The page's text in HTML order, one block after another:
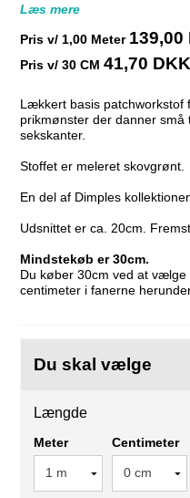
Læs mere
Pris v/ 1,00 Meter 139,00
Pris v/ 30 CM 41,70 DKK
Lækkert basis patchworkstof
prikmønster der danner
sekskanter.
Stoffet er meleret skovgrønt.
En del af Dimples
Udsnittet er ca. 20cm.
Mindstekøb er 30cm.
Du køber 30cm ved at
centimeter i fanerne
Du skal vælge
Længde
Meter Centimeter